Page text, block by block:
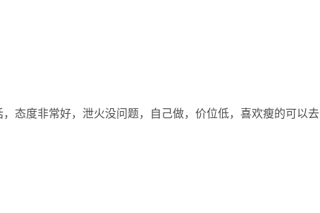
态度非常好，泄火没问题，自己做，价位低，喜欢瘦的可以去